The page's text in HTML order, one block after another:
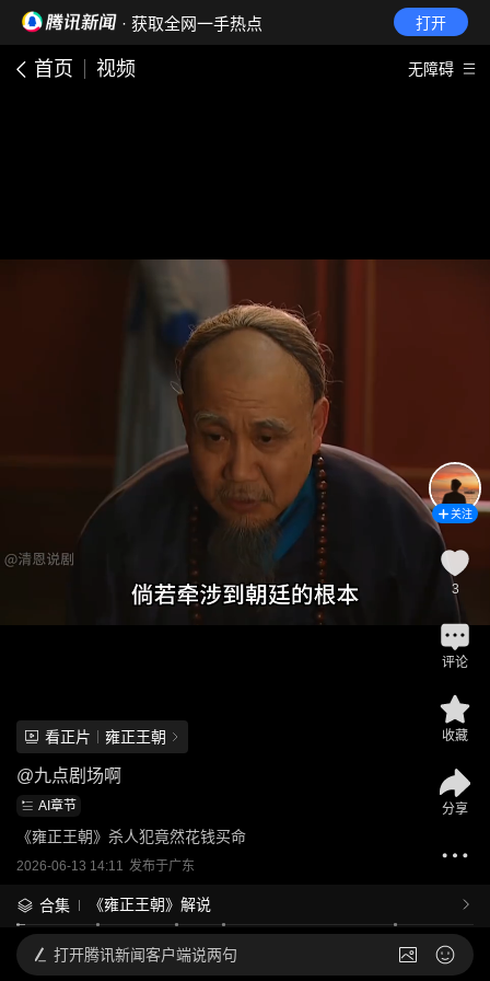
· 获取全网一手热点 打开
首页 视频 无障碍
看正片 雍正王朝
@九点剧场啊
AI章节
《雍正王朝》杀人犯竟然花钱买命
2026-06-13 14:11 发布于广东
合集 《雍正王朝》解说
关注
3
评论
收藏
分享
打开腾讯新闻客户端说两句